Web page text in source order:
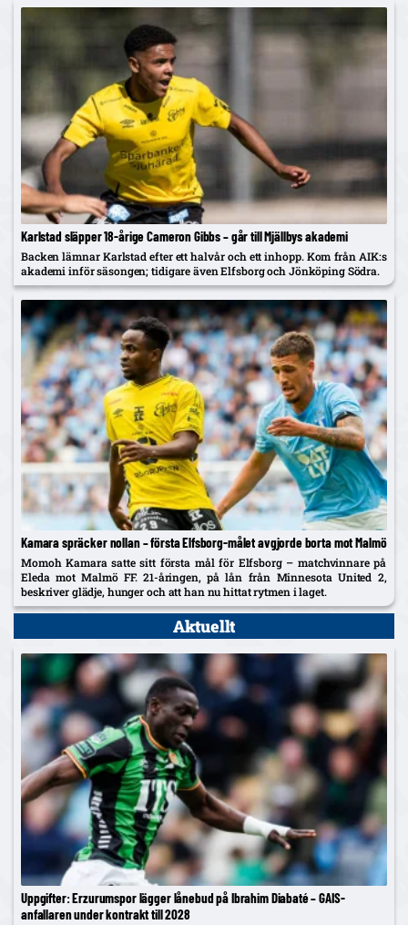
Karlstad släpper 18-årige Cameron Gibbs – går till Mjällbys akademi
Backen lämnar Karlstad efter ett halvår och ett inhopp. Kom från AIK:s
akademi inför säsongen; tidigare även Elfsborg och Jönköping Södra.
Kamara spräcker nollan – första Elfsborg-målet avgjorde borta mot Malmö
Momoh Kamara satte sitt första mål för Elfsborg – matchvinnare på
Eleda mot Malmö FF. 21-åringen, på lån från Minnesota United 2,
beskriver glädje, hunger och att han nu hittat rytmen i laget.
Aktuellt
Uppgifter: Erzurumspor lägger lånebud på Ibrahim Diabaté – GAIS-
anfallaren under kontrakt till 2028